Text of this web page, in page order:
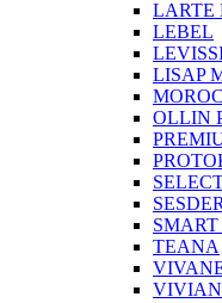
LARTE
LEBEL
LISAP
OLLIN
TEANA